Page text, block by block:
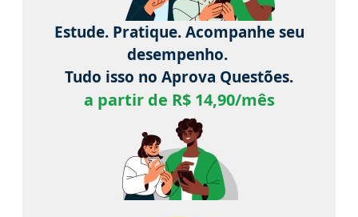
Estude. Pratique. Acompanhe seu
desempenho.
Tudo isso no Aprova Questões.
a partir de R$ 14,90/mês